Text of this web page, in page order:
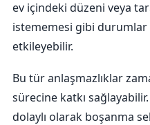
ev içindeki düzeni veya
istememesi gibi
etkileyebilir.
Bu tür anlaşmazlıklar
sürecine katkı
dolaylı olarak boşanma